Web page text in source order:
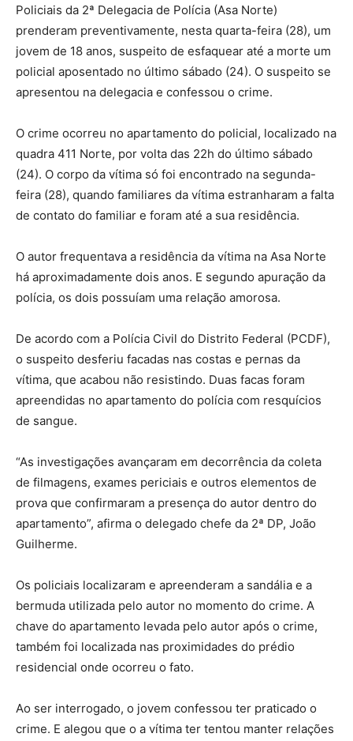
Policiais da 2ª Delegacia de Polícia (Asa Norte)
prenderam preventivamente, nesta quarta-feira (28), um
jovem de 18 anos, suspeito de esfaquear até a morte um
policial aposentado no último sábado (24). O suspeito se
apresentou na delegacia e confessou o crime.
O crime ocorreu no apartamento do policial, localizado na
quadra 411 Norte, por volta das 22h do último sábado
(24). O corpo da vítima só foi encontrado na segunda-
feira (28), quando familiares da vítima estranharam a falta
de contato do familiar e foram até a sua residência.
O autor frequentava a residência da vítima na Asa Norte
há aproximadamente dois anos. E segundo apuração da
polícia, os dois possuíam uma relação amorosa.
De acordo com a Polícia Civil do Distrito Federal (PCDF),
o suspeito desferiu facadas nas costas e pernas da
vítima, que acabou não resistindo. Duas facas foram
apreendidas no apartamento do polícia com resquícios
de sangue.
“As investigações avançaram em decorrência da coleta
de filmagens, exames periciais e outros elementos de
prova que confirmaram a presença do autor dentro do
apartamento”, afirma o delegado chefe da 2ª DP, João
Guilherme.
Os policiais localizaram e apreenderam a sandália e a
bermuda utilizada pelo autor no momento do crime. A
chave do apartamento levada pelo autor após o crime,
também foi localizada nas proximidades do prédio
residencial onde ocorreu o fato.
Ao ser interrogado, o jovem confessou ter praticado o
crime. E alegou que o a vítima ter tentou manter relações